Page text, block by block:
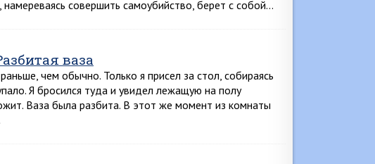
совершить самоубийство, берет с собой…
ваза
чем обычно. Только я присел за стол, собираясь
Я бросился туда и увидел лежащую на полу
Ваза была разбита. В этот же момент из комнаты